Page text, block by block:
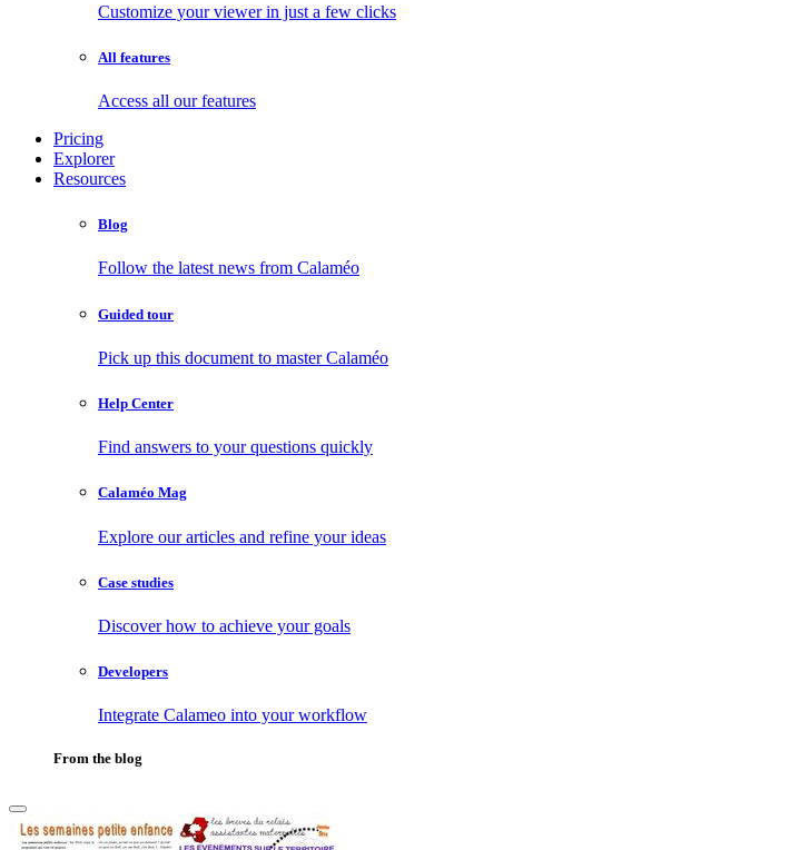
Customize your viewer in just a few clicks
All features
Access all our features
Pricing
Explorer
Resources
Blog
Follow the latest news from Calaméo
Guided tour
Pick up this document to master Calaméo
Help Center
Find answers to your questions quickly
Calaméo Mag
Explore our articles and refine your ideas
Case studies
Discover how to achieve your goals
Developers
Integrate Calameo into your workflow
From the blog